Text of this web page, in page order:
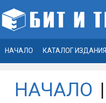
НАЧАЛО КАТАЛОГ ИЗДАНИЯ
НАЧАЛО |